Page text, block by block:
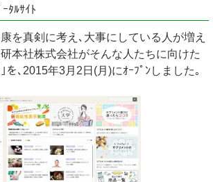
ﾀﾙｻｲﾄ
を真剣に考え､大事にしている人が増え
本社株式会社がそんな人たちに向けた
を､2015年3月2日(月)にｵｰﾌﾟﾝしました｡